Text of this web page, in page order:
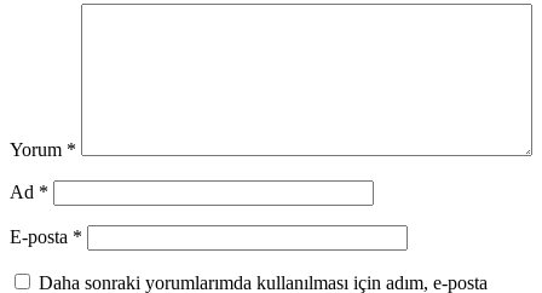
Yorum *
Ad *
E-posta *
Daha sonraki yorumlarımda kullanılması için adım, e-posta